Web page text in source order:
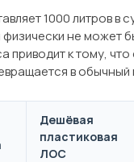
1000 литров в
не может
к тому,
в обычный
Дешёвая
пластиковая
ЛОС